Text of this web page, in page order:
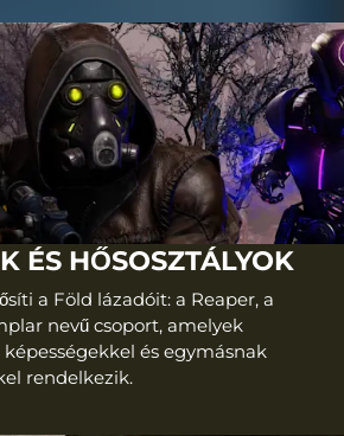
ÉS HŐSOSZTÁLYOK
a Föld lázadóit: a Reaper, a
nevű csoport, amelyek
és egymásnak
rendelkezik.